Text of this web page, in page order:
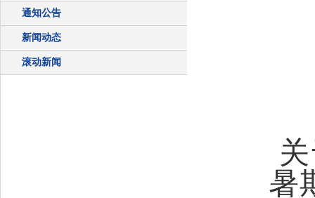
通知公告
新闻动态
滚动新闻
暑